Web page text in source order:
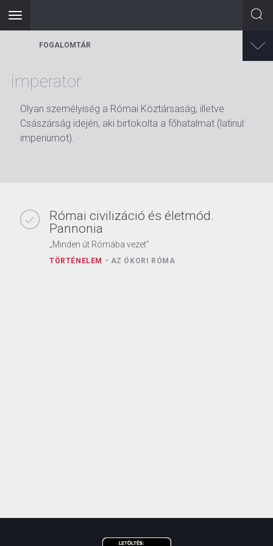
Toggle
navigation
FOGALOMTÁR
imperator
Olyan személyiség a Római Köztársaság, illetve
Császárság idején, aki birtokolta a főhatalmat (latinul:
imperiumot).
Római civilizáció és életmód.
Pannonia
„Minden út Rómába vezet”
TÖRTÉNELEM AZ ÓKORI RÓMA